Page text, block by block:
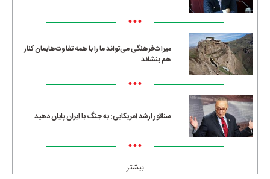
•••
میراث‌فرهنگی می‌تواند ما را با همه تفاوت‌هایمان کنار
هم بنشاند
•••
سناتور ارشد آمریکایی: به جنگ با ایران پایان دهید
•••
بیشتر